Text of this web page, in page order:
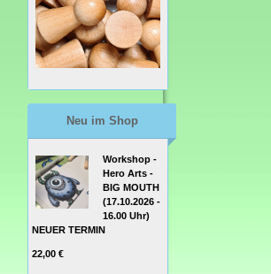
5,99 €
Neu im Shop
Workshop -
Hero Arts -
BIG MOUTH
(17.10.2026 -
16.00 Uhr)
NEUER TERMIN
22,00 €